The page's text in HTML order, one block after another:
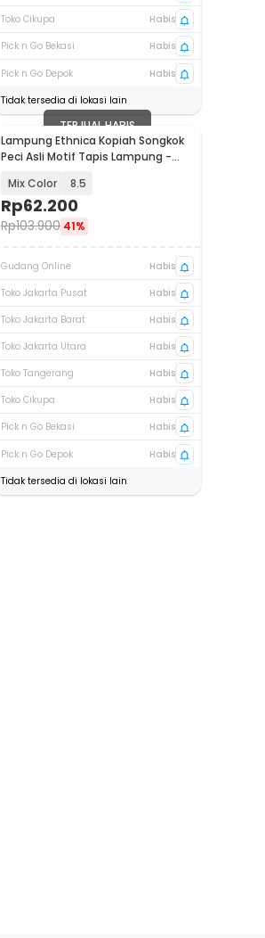
Toko Cikupa
Habis
Pick n Go Bekasi
Habis
Pick n Go Depok
Habis
Tidak tersedia di lokasi lain
TERJUAL HABIS
Lampung Ethnica Kopiah Songkok
Peci Asli Motif Tapis Lampung -
Mix Color 8.5
Rp62.200
Rp103.900 41%
Gudang Online
Habis
Toko Jakarta Pusat
Habis
Toko Jakarta Barat
Habis
Toko Jakarta Utara
Habis
Toko Tangerang
Habis
Toko Cikupa
Habis
Pick n Go Bekasi
Habis
Pick n Go Depok
Habis
Tidak tersedia di lokasi lain